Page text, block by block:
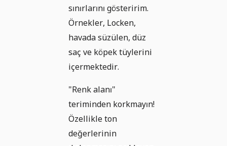
sınırlarını gösteririm.
Örnekler, Locken,
havada süzülen, düz
saç ve köpek tüylerini
içermektedir.
"Renk alanı"
teriminden korkmayın!
Özellikle ton
değerlerinin